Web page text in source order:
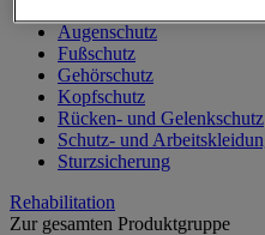
Augenschutz
Fußschutz
Gehörschutz
Kopfschutz
Rücken- und Gelenkschutz
Schutz- und
Sturzsicherung
Rehabilitation
Zur gesamten Produktgruppe